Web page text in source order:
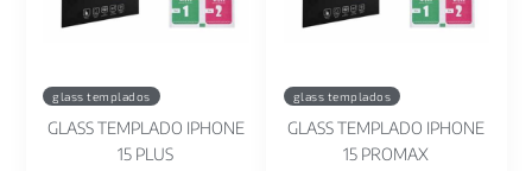
glass templados
GLASS TEMPLADO IPHONE
15 PLUS
glass templados
GLASS TEMPLADO IPHONE
15 PROMAX